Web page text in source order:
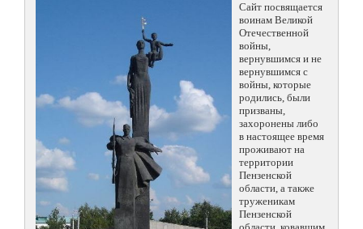
Сайт посвящается
воинам Великой
Отечественной
войны,
вернувшимся и не
вернувшимся с
войны, которые
родились, были
призваны,
захоронены либо
в настоящее время
проживают на
территории
Пензенской
области, а также
труженикам
Пензенской